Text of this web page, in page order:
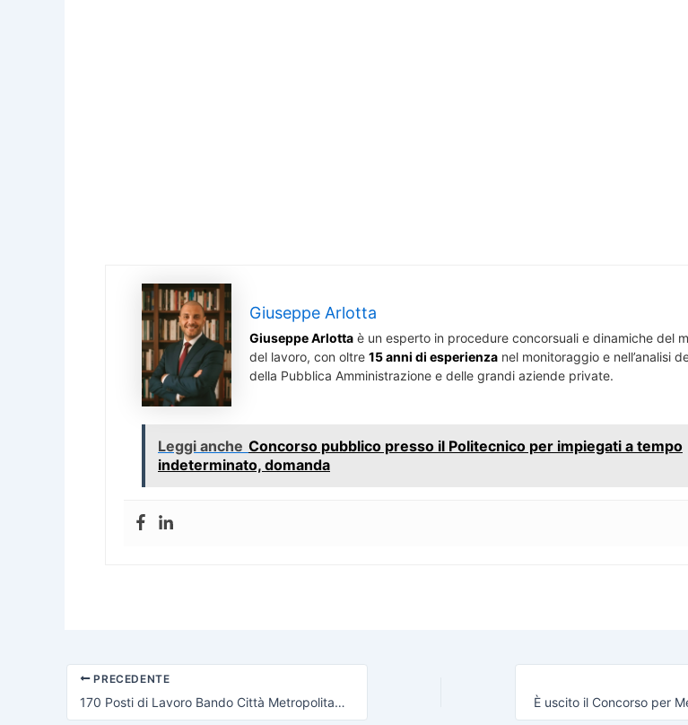
Giuseppe Arlotta
Giuseppe Arlotta è un esperto in procedure concorsuali e dinamiche del
del lavoro, con oltre 15 anni di esperienza nel monitoraggio e nell’analisi
della Pubblica Amministrazione e delle grandi aziende private.
Leggi anche Concorso pubblico presso il Politecnico per impiegati a tempo
indeterminato, domanda
PRECEDENTE
170 Posti di Lavoro Bando Città Metropolitana, ecco tutti i dettagli